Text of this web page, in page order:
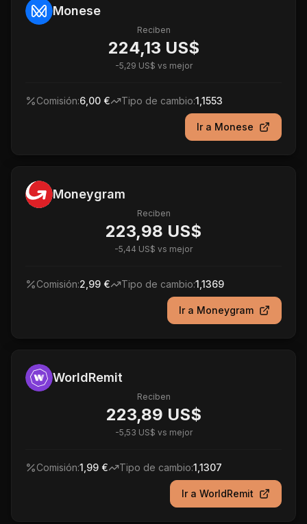
Monese
Reciben
224,13 US$
-5,29 US$ vs mejor
Comisión:6,00 € Tipo de cambio:1,1553
Ir a Monese
Moneygram
Reciben
223,98 US$
-5,44 US$ vs mejor
Comisión:2,99 € Tipo de cambio:1,1369
Ir a Moneygram
WorldRemit
Reciben
223,89 US$
-5,53 US$ vs mejor
Comisión:1,99 € Tipo de cambio:1,1307
Ir a WorldRemit